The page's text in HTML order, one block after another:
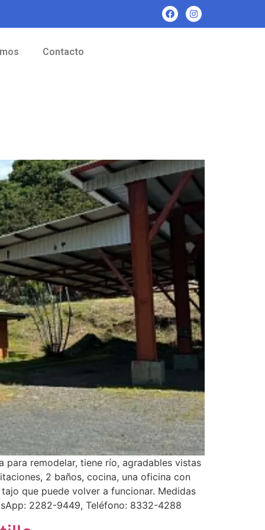
Contacto
para remodelar, tiene río, agradables vistas
2 baños, cocina, una oficina con
que puede volver a funcionar. Medidas
2282-9449, Teléfono: 8332-4288